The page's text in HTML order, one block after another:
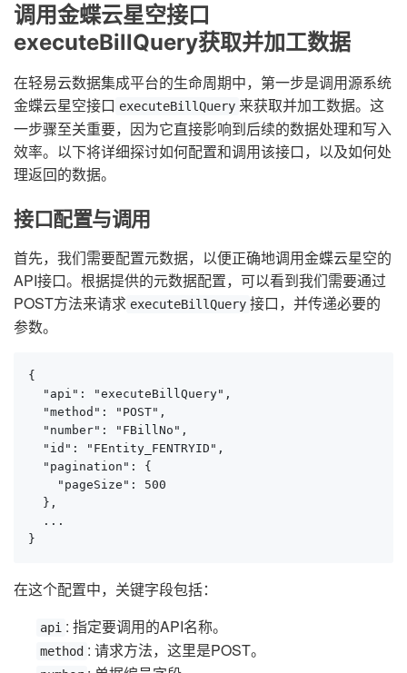
调用金蝶云星空接口
executeBillQuery获取并加工数据
在轻易云数据集成平台的生命周期中，第一步是调用源系统
金蝶云星空接口 executeBillQuery 来获取并加工数据。这
一步骤至关重要，因为它直接影响到后续的数据处理和写入
效率。以下将详细探讨如何配置和调用该接口，以及如何处
理返回的数据。
接口配置与调用
首先，我们需要配置元数据，以便正确地调用金蝶云星空的
API接口。根据提供的元数据配置，可以看到我们需要通过
POST方法来请求 executeBillQuery 接口，并传递必要的
参数。
{
  "api": "executeBillQuery",
  "method": "POST",
  "number": "FBillNo",
  "id": "FEntity_FENTRYID",
  "pagination": {
    "pageSize": 500
  },
  ...
}
在这个配置中，关键字段包括：
api : 指定要调用的API名称。
method : 请求方法，这里是POST。